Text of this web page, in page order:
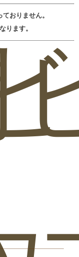
おりません。
ります。